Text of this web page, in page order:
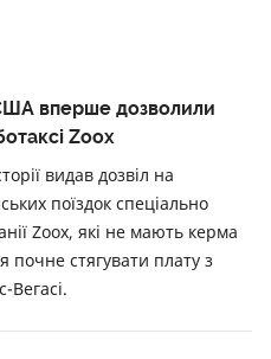
вперше дозволили
Zoox
видав дозвіл на
поїздок спеціально
Zoox, які не мають керма
почне стягувати плату з
Вегасі.